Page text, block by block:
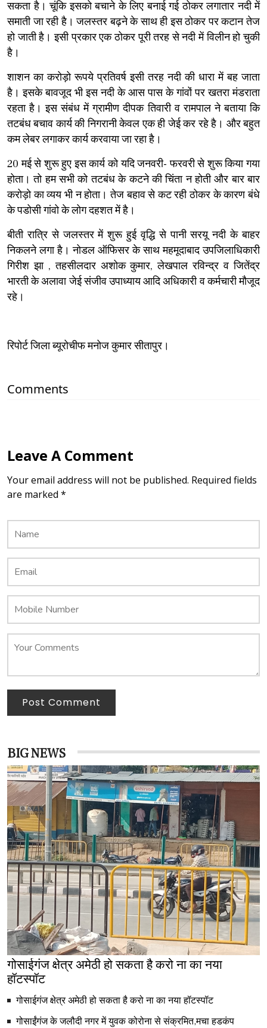
सकता है। चूंकि इसको बचाने के लिए बनाई गई ठोकर लगातार नदी में
समाती जा रही है। जलस्तर बढ़ने के साथ ही इस ठोकर पर कटान तेज
हो जाती है। इसी प्रकार एक ठोकर पूरी तरह से नदी में विलीन हो चुकी
है।
शाशन का करोड़ो रूपये प्रतिवर्ष इसी तरह नदी की धारा में बह जाता
है। इसके बावजूद भी इस नदी के आस पास के गांवों पर खतरा मंडराता
रहता है। इस संबंध में ग्रामीण दीपक तिवारी व रामपाल ने बताया कि
तटबंध बचाव कार्य की निगरानी केवल एक ही जेई कर रहे है। और बहुत
कम लेबर लगाकर कार्य करवाया जा रहा है।
20 मई से शुरू हुए इस कार्य को यदि जनवरी- फरवरी से शुरू किया गया
होता। तो हम सभी को तटबंध के कटने की चिंता न होती और बार बार
करोड़ो का व्यय भी न होता। तेज बहाव से कट रही ठोकर के कारण बंधे
के पडोसी गांवो के लोग दहशत में है।
बीती रात्रि से जलस्तर में शुरू हुई वृद्धि से पानी सरयू नदी के बाहर
निकलने लगा है। नोडल ऑफिसर के साथ महमूदाबाद उपजिलाधिकारी
गिरीश झा , तहसीलदार अशोक कुमार, लेखपाल रविन्द्र व जितेंद्र
भारती के अलावा जेई संजीव उपाध्याय आदि अधिकारी व कर्मचारी मौजूद
रहे।
रिपोर्ट जिला ब्यूरोचीफ मनोज कुमार सीतापुर।
Comments
Leave A Comment
Your email address will not be published. Required fields
are marked *
Post Comment
BIG NEWS
गोसाईगंज क्षेत्र अमेठी हो सकता है करो ना का नया
हॉटस्पॉट
गोसाईगंज क्षेत्र अमेठी हो सकता है करो ना का नया हॉटस्पॉट
गोसाईंगंज के जलौदी नगर में युवक कोरोना से संक्रमित,मचा हडकंप